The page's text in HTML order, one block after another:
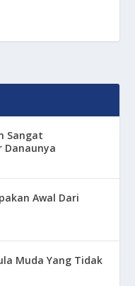
Sangat
Danaunya
Awal Dari
Muda Yang Tidak